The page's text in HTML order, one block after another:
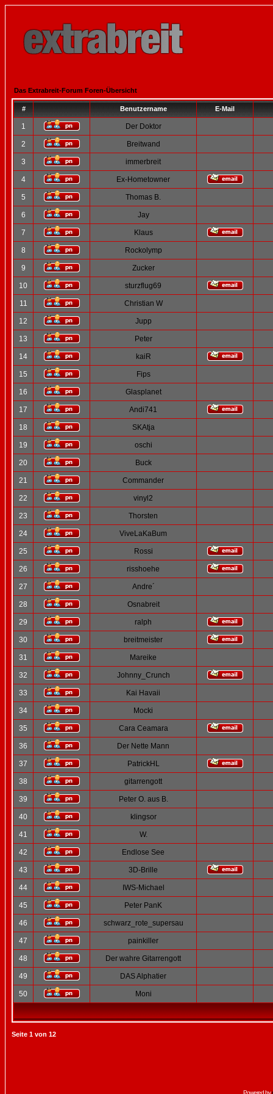
Das Extrabreit-Forum Foren-Übersicht
# Benutzername E-Mail
1 Der Doktor
2 Breitwand
3 immerbreit
4 Ex-Hometowner
5 Thomas B.
6 Jay
7 Klaus
8 Rockolymp
9 Zucker
10 sturzflug69
11 Christian W
12 Jupp
13 Peter
14 kaiR
15 Fips
16 Glasplanet
17 Andi741
18 SKAtja
19 oschi
20 Buck
21 Commander
22 vinyl2
23 Thorsten
24 ViveLaKaBum
25 Rossi
26 risshoehe
27 Andre´
28 Osnabreit
29 ralph
30 breitmeister
31 Mareike
32 Johnny_Crunch
33 Kai Havaii
34 Mocki
35 Cara Ceamara
36 Der Nette Mann
37 PatrickHL
38 gitarrengott
39 Peter O. aus B.
40 klingsor
41 W.
42 Endlose See
43 3D-Brille
44 IWS-Michael
45 Peter PanK
46 schwarz_rote_supersau
47 painkiller
48 Der wahre Gitarrengott
49 DAS Alphatier
50 Moni
Seite 1 von 12
Powered by